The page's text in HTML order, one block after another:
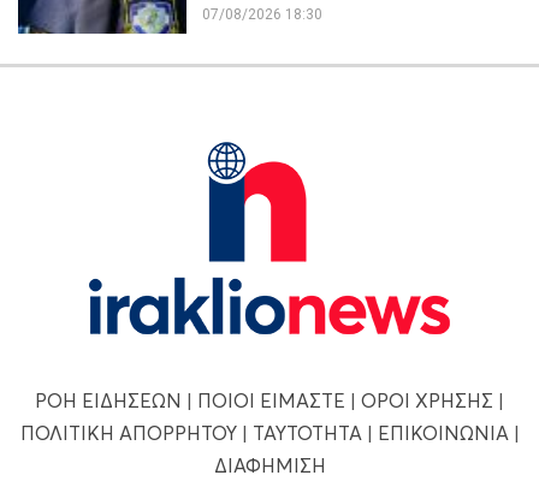
07/08/2026 18:30
ΡΟΗ ΕΙΔΗΣΕΩΝ | ΠΟΙΟΙ ΕΙΜΑΣΤΕ | ΟΡΟΙ ΧΡΗΣΗΣ |
ΠΟΛΙΤΙΚΗ ΑΠΟΡΡΗΤΟΥ| ΤΑΥΤΟΤΗΤΑ| ΕΠΙΚΟΙΝΩΝΙΑ|
ΔΙΑΦΗΜΙΣΗ